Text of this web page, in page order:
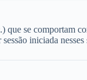
se comportam
iniciada nesses